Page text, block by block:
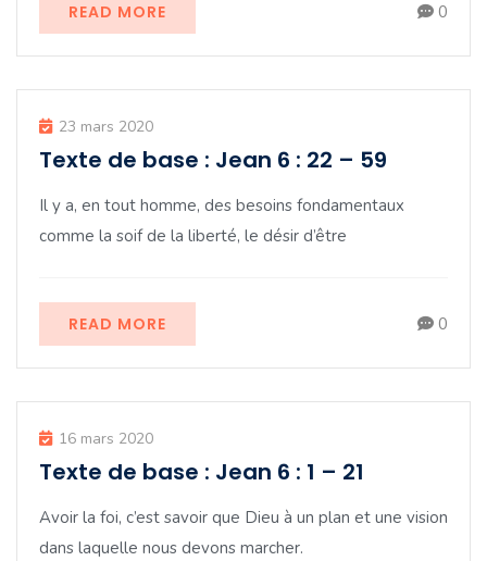
READ MORE 0
23 mars 2020
Texte de base : Jean 6 : 22 – 59
Il y a, en tout homme, des besoins fondamentaux
comme la soif de la liberté, le désir d’être
READ MORE 0
16 mars 2020
Texte de base : Jean 6 : 1 – 21
Avoir la foi, c’est savoir que Dieu à un plan et une vision
dans laquelle nous devons marcher.